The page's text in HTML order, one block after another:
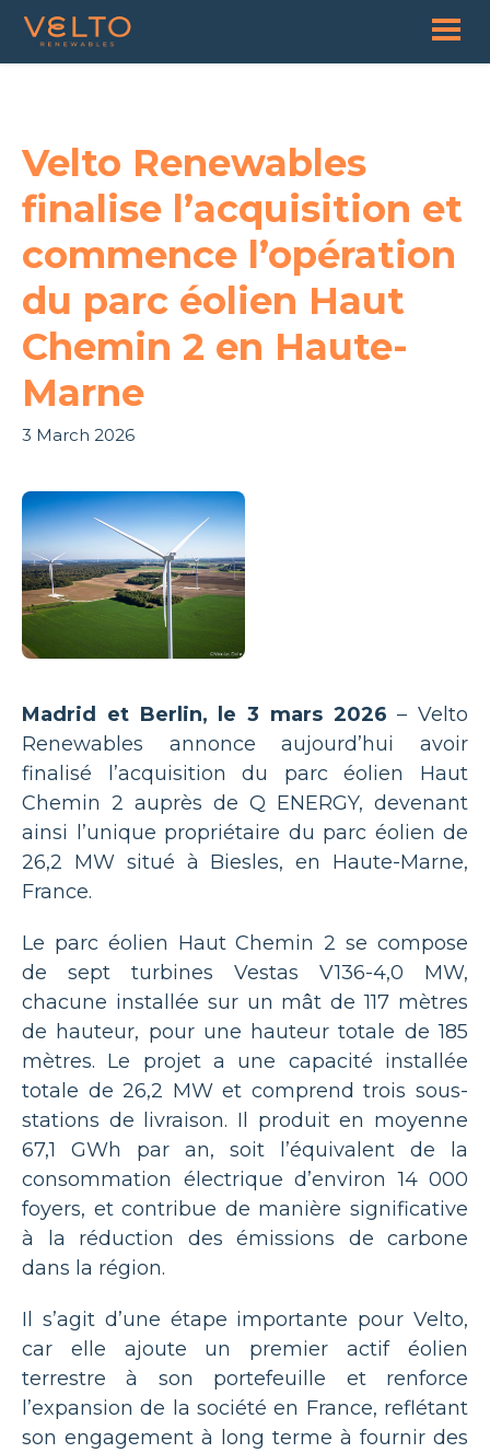
Velto Renewables
finalise l’acquisition et
commence l’opération
du parc éolien Haut
Chemin 2 en Haute-
Marne
3 March 2026
Madrid et Berlin, le 3 mars 2026 – Velto
Renewables annonce aujourd’hui avoir
finalisé l’acquisition du parc éolien Haut
Chemin 2 auprès de Q ENERGY, devenant
ainsi l’unique propriétaire du parc éolien de
26,2 MW situé à Biesles, en Haute-Marne,
France.
Le parc éolien Haut Chemin 2 se compose
de sept turbines Vestas V136-4,0 MW,
chacune installée sur un mât de 117 mètres
de hauteur, pour une hauteur totale de 185
mètres. Le projet a une capacité installée
totale de 26,2 MW et comprend trois sous-
stations de livraison. Il produit en moyenne
67,1 GWh par an, soit l’équivalent de la
consommation électrique d’environ 14 000
foyers, et contribue de manière significative
à la réduction des émissions de carbone
dans la région.
Il s’agit d’une étape importante pour Velto,
car elle ajoute un premier actif éolien
terrestre à son portefeuille et renforce
l’expansion de la société en France, reflétant
son engagement à long terme à fournir des